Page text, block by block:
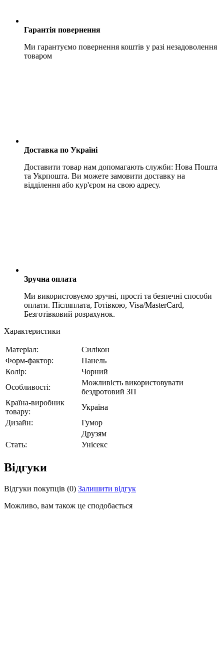
Гарантія повернення
Ми гарантуємо повернення коштів у разі незадоволення
товаром
Доставка по Україні
Доставити товар нам допомагають служби: Нова Пошта
та Укрпошта. Ви можете замовити доставку на
відділення або кур'єром на свою адресу.
Зручна оплата
Ми використовуємо зручні, прості та безпечні способи
оплати. Післяплата, Готівкою, Visa/MasterCard,
Безготівковий розрахунок.
Характеристики
Матеріал:
Силікон
Форм-фактор:
Панель
Колір:
Чорний
Особливості:
Можливість використовувати
бездротовий ЗП
Країна-виробник
товару:
Україна
Дизайн:
Гумор
Друзям
Стать:
Унісекс
Відгуки
Відгуки покупців (0) Залишити відгук
Можливо, вам також це сподобається